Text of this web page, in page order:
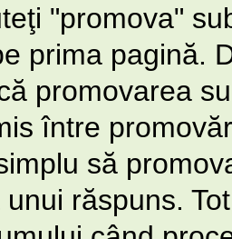
"promova"
prima pagină.
promovarea
între
să
răspuns.